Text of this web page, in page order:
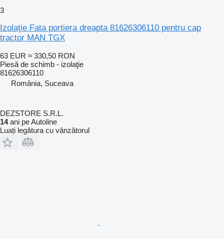
3
Izolaţie Fata portiera dreapta 81626306110 pentru cap
tractor MAN TGX
63 EUR ≈ 330,50 RON
Piesă de schimb - izolaţie
81626306110
România, Suceava
DEZSTORE S.R.L.
14ani pe Autoline
Luați legătura cu vânzătorul